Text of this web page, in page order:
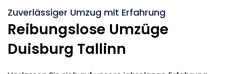
Zuverlässiger Umzug mit Erfahrung
Reibungslose Umzüge
Duisburg Tallinn